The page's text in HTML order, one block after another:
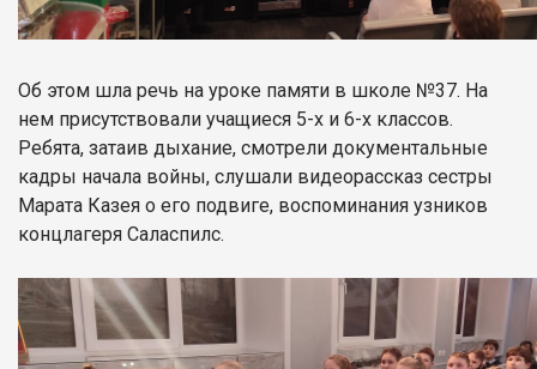
Об этом шла речь на уроке памяти в школе №37. На
нем присутствовали учащиеся 5-х и 6-х классов.
Ребята, затаив дыхание, смотрели документальные
кадры начала войны, слушали видеорассказ сестры
Марата Казея о его подвиге, воспоминания узников
концлагеря Саласпилс.